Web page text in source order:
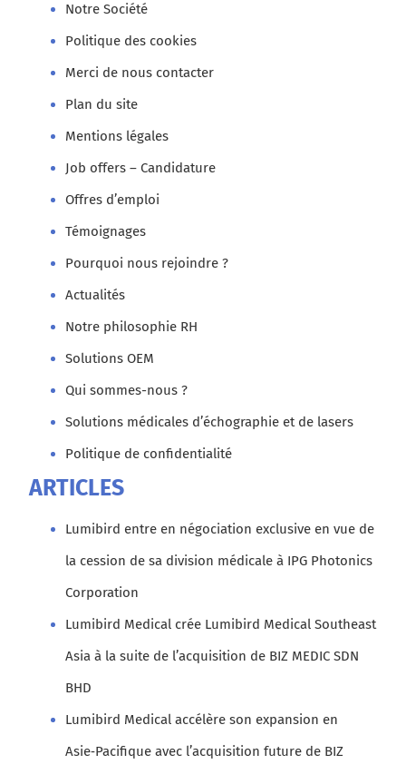
Notre Société
Politique des cookies
Merci de nous contacter
Plan du site
Mentions légales
Job offers – Candidature
Offres d’emploi
Témoignages
Pourquoi nous rejoindre ?
Actualités
Notre philosophie RH
Solutions OEM
Qui sommes-nous ?
Solutions médicales d’échographie et de lasers
Politique de confidentialité
ARTICLES
Lumibird entre en négociation exclusive en vue de
la cession de sa division médicale à IPG Photonics
Corporation
Lumibird Medical crée Lumibird Medical Southeast
Asia à la suite de l’acquisition de BIZ MEDIC SDN
BHD
Lumibird Medical accélère son expansion en
Asie‑Pacifique avec l’acquisition future de BIZ